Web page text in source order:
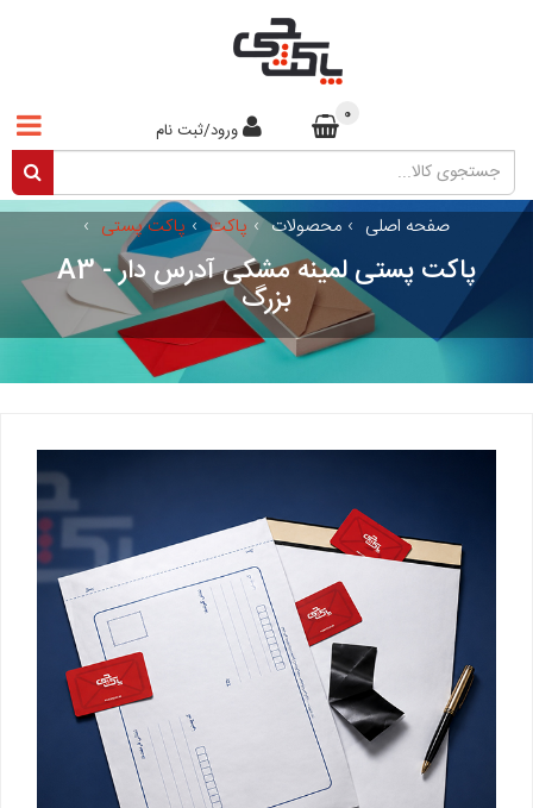
ورود/ثبت نام
0
صفحه اصلی › محصولات › پاکت › پاکت پستی ›
پاکت پستی لمینه مشکی آدرس دار - A3
بزرگ